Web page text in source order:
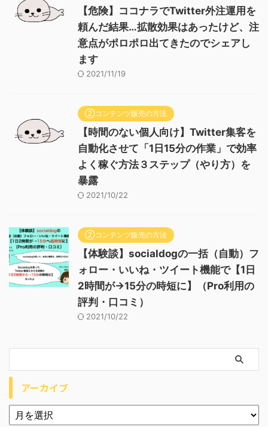
【危険】ココナラでTwitter外注運用を
頼んだ結果…拡散効果はあったけど、注
意点がポロポロ出てきたのでシェアし
ます
2021/11/19
②コンテンツ販売の方法
【時間のない個人向け】Twitter集客を
自動化させて「1日15分の作業」で効率
よく稼ぐ方法３ステップ（やり方）を
暴露
2021/10/22
②コンテンツ販売の方法
【体験談】socialdogの一括（自動）フ
ォロー・いいね・ツイート機能で【1日
2時間が→15分の時短に】（Pro利用の
評判・口コミ）
2021/10/22
アーカイブ